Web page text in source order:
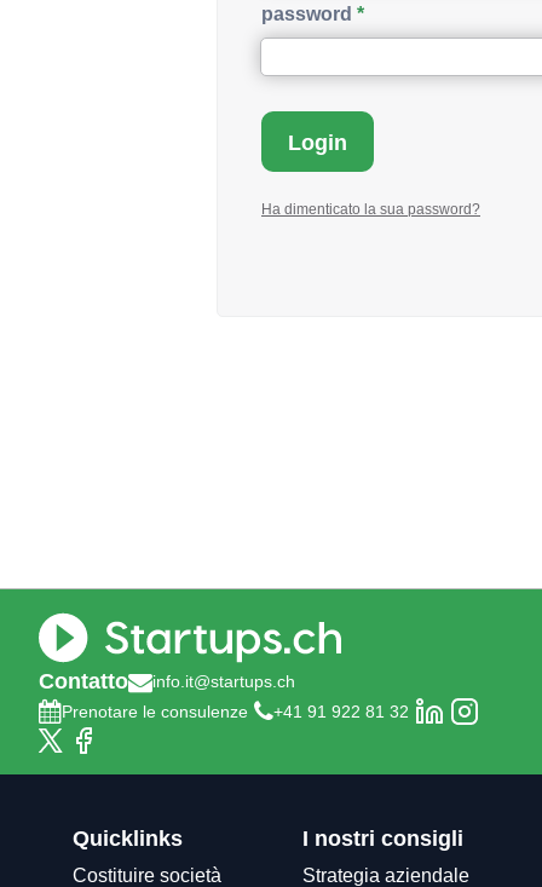
password
Ha dimenticato la sua password?
Contatto
info.it@startups.ch
Prenotare le consulenze
+41 91 922 81 32
Quicklinks
Costituire società
I nostri consigli
Strategia aziendale